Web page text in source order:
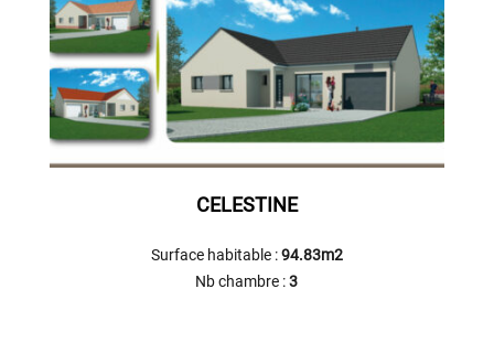
CELESTINE
Surface habitable :94.83m2
Nb chambre :3